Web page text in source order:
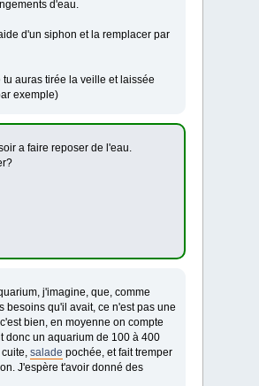
d'eau.
d'un siphon et la remplacer par
auras tirée la veille et laissée
exemple)
a faire reposer de l'eau.
j'imagine, que, comme
besoins qu'il avait, ce n'est pas une
, c'est bien, en moyenne on compte
donc un aquarium de 100 à 400
cuite, salade pochée, et fait tremper
J'espère t'avoir donné des